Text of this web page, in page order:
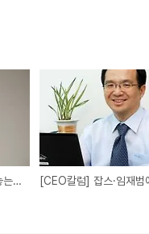
[CEO칼럼] 총론만 늘어놓는 비전문가의 함정